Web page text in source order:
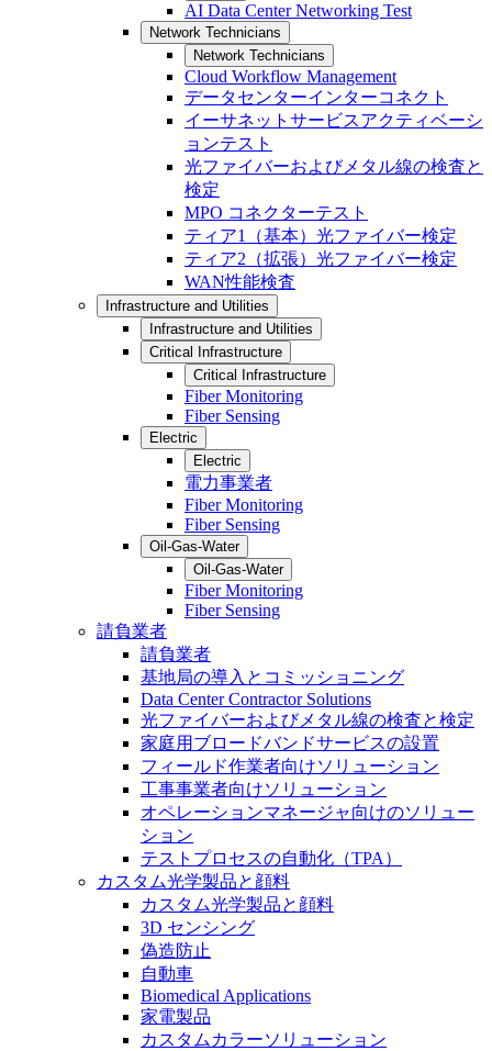
AI Data Center Networking Test
Network Technicians
Network Technicians
Cloud Workflow Management
データセンターインターコネクト
イーサネットサービスアクティベーシ
ョンテスト
光ファイバーおよびメタル線の検査と
検定
MPO コネクターテスト
ティア1（基本）光ファイバー検定
ティア2（拡張）光ファイバー検定
WAN性能検査
Infrastructure and Utilities
Infrastructure and Utilities
Critical Infrastructure
Critical Infrastructure
Fiber Monitoring
Fiber Sensing
Electric
Electric
電力事業者
Fiber Monitoring
Fiber Sensing
Oil-Gas-Water
Oil-Gas-Water
Fiber Monitoring
Fiber Sensing
請負業者
請負業者
基地局の導入とコミッショニング
Data Center Contractor Solutions
光ファイバーおよびメタル線の検査と検定
家庭用ブロードバンドサービスの設置
フィールド作業者向けソリューション
工事事業者向けソリューション
オペレーションマネージャ向けのソリュー
ション
テストプロセスの自動化（TPA）
カスタム光学製品と顔料
カスタム光学製品と顔料
3D センシング
偽造防止
自動車
Biomedical Applications
家電製品
カスタムカラーソリューション